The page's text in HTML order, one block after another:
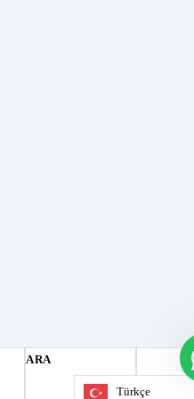
ARA
Türkçe